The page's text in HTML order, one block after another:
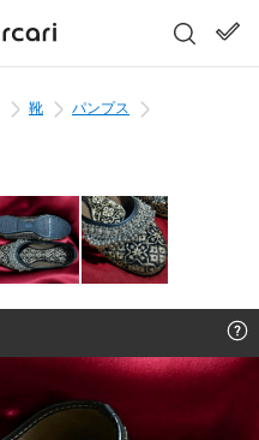
靴
パンプス